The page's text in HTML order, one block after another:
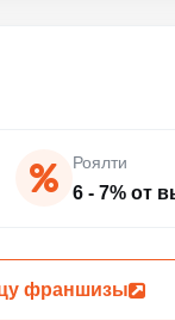
Роялти
6 - 7% от
франшизы